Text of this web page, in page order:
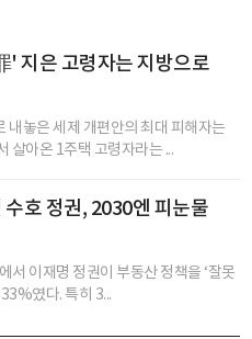
' 지은 고령자는 지방으로
내놓은 세제 개편안의 최대 피해자는
살아온 1주택 고령자라는 ...
호 정권, 2030엔 피눈물
이재명 정권이 부동산 정책을 ‘잘못
였다. 특히 3...